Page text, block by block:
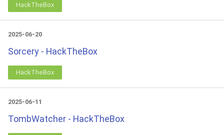
HackTheBox
2025-06-20
Sorcery - HackTheBox
HackTheBox
2025-06-11
TombWatcher - HackTheBox